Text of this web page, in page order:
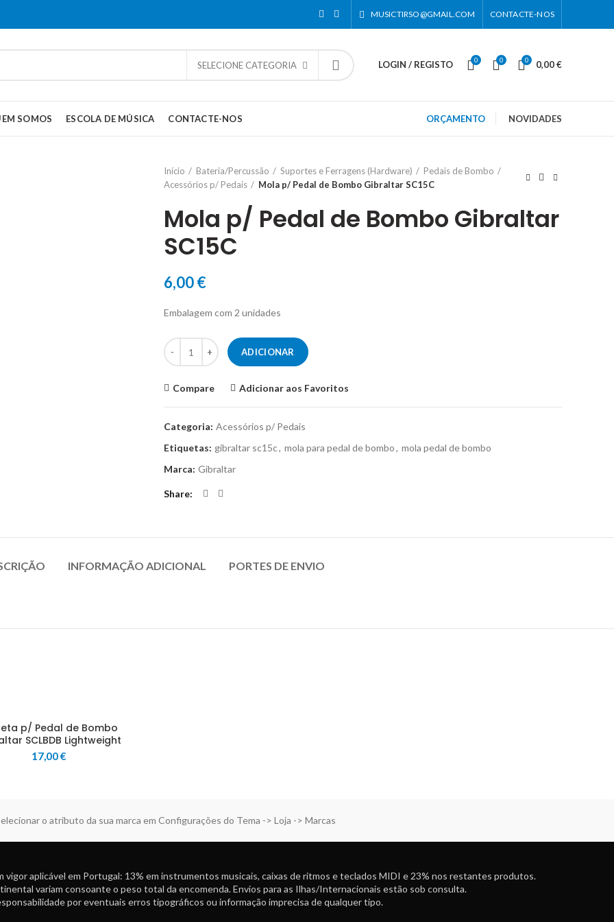
MUSICTIRSO@GMAIL.COM CONTACTE-NOS
SELECIONE CATEGORIA LOGIN / REGISTO 0 0 0 0,00€
SOMOS ESCOLA DE MÚSICA CONTACTE-NOS ORÇAMENTO NOVIDADES
Início Bateria/Percussão Suportes e Ferragens (Hardware)
Pedais de Bombo
Acessórios p/ Pedais
Mola p/ Pedal de Bombo Gibraltar SC15C
Mola p/ Pedal de Bombo Gibraltar
SC15C
6,00€
Embalagem com 2 unidades
Quantidade de Mola p/ Pedal de Bombo Gibraltar SC15C
ADICIONAR
Compare Adicionar aos Favoritos
Categoria: Acessórios p/ Pedais
Etiquetas: gibraltar sc15c, mola para pedal de bombo, mola pedal de bombo
Marca: Gibraltar
Share
INFORMAÇÃO ADICIONAL PORTES DE ENVIO
p/ Pedal de Bombo
SCLBDB Lightweight
17,00€
o atributo da sua marca em Configurações do Tema -> Loja -> Marcas
vigor aplicável em Portugal: 13% em instrumentos musicais, caixas de ritmos e teclados MIDI e 23% nos restantes produtos.
variam consoante o peso total da encomenda. Envios para as Ilhas/Internacionais estão sob consulta.
por eventuais erros tipográficos ou informação imprecisa de qualquer tipo.